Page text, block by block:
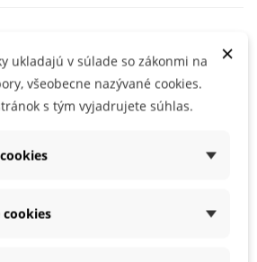
zrnitosti 16
×
ukladajú v súlade so zákonmi na
všeobecne nazývané cookies.
s tým vyjadrujete súhlas.